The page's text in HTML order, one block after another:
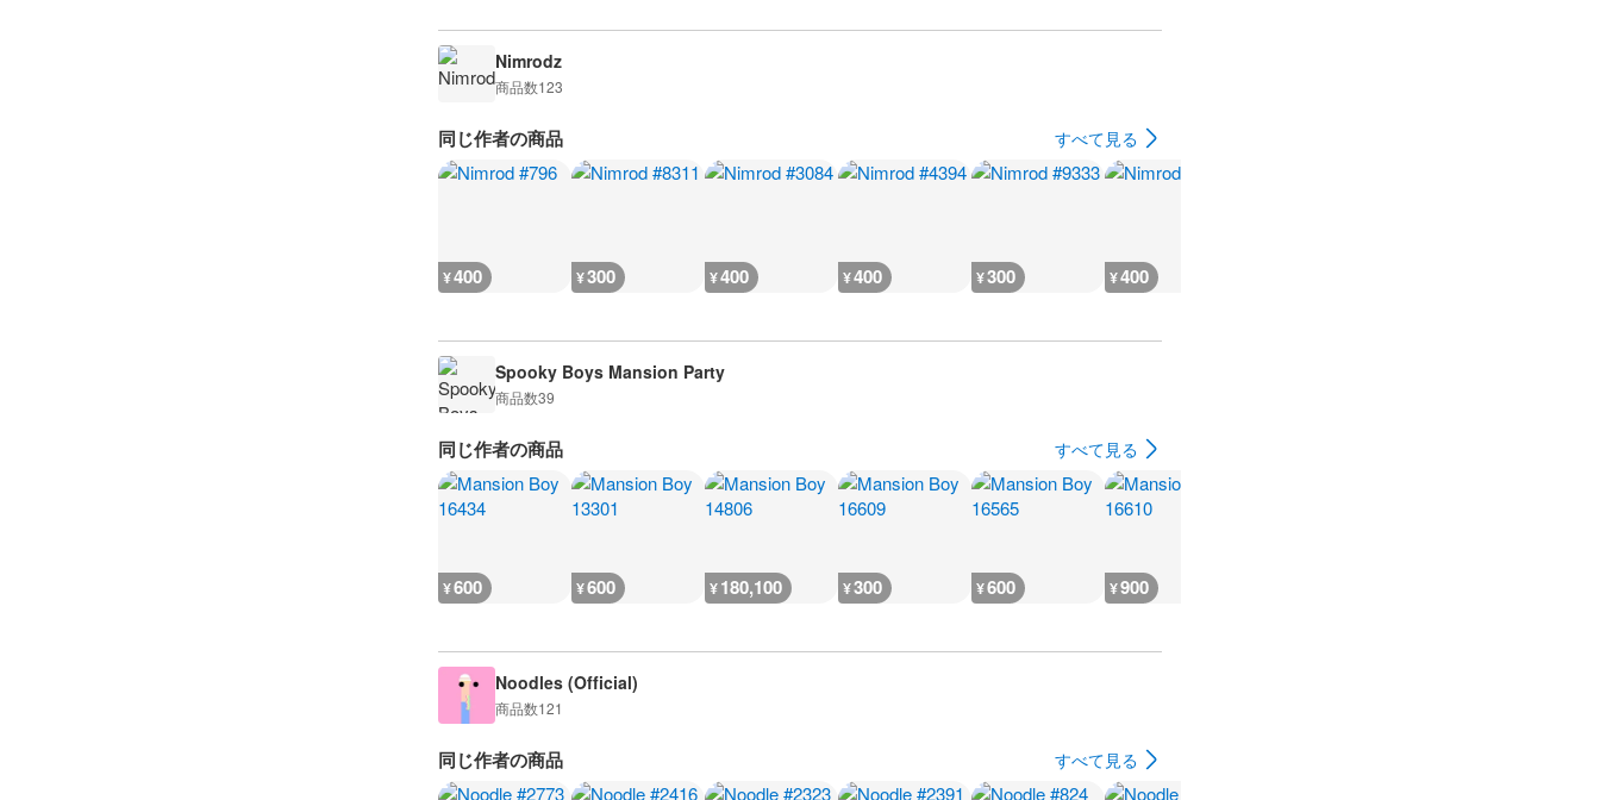
Nimrodz
商品数123
同じ作者の商品 すべて見る
¥400 ¥300 ¥400 ¥400 ¥300 ¥400
Spooky Boys Mansion Party
商品数39
同じ作者の商品 すべて見る
¥600 ¥600 ¥180,100 ¥300 ¥600 ¥900
Noodles (Official)
商品数121
同じ作者の商品 すべて見る